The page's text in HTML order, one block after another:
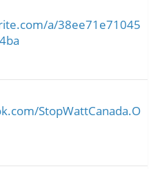
a/38ee71e71045
StopWattCanada.O